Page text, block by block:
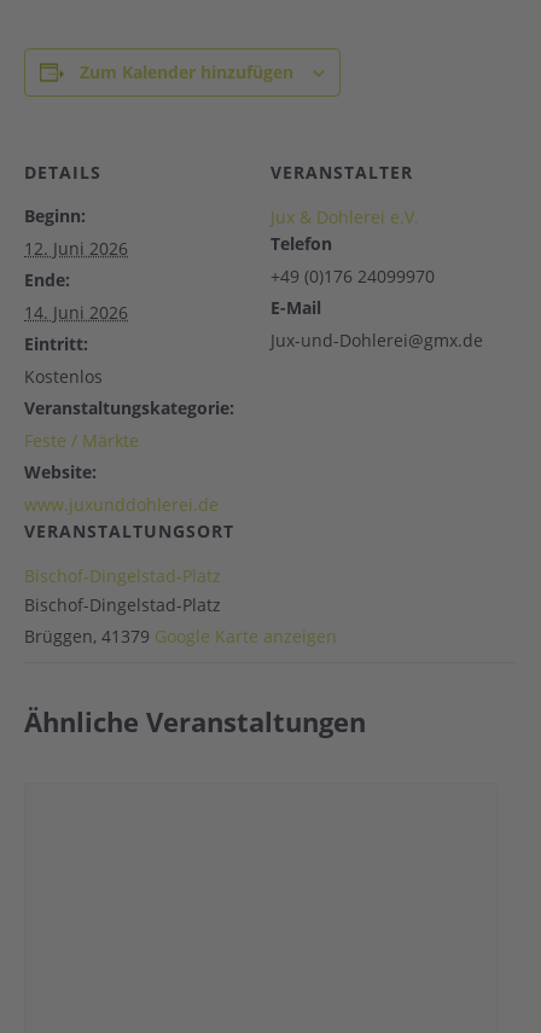
Zum Kalender hinzufügen
DETAILS
Beginn:
12. Juni 2026
Ende:
14. Juni 2026
Eintritt:
Kostenlos
Veranstaltungskategorie:
Feste / Märkte
Website:
www.juxunddohlerei.de
VERANSTALTUNGSORT
Bischof-Dingelstad-Platz
Bischof-Dingelstad-Platz
Brüggen, 41379 Google Karte anzeigen
VERANSTALTER
Jux & Dohlerei e.V.
Telefon
+49 (0)176 24099970
E-Mail
Jux-und-Dohlerei@gmx.de
Ähnliche Veranstaltungen